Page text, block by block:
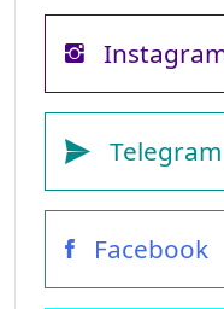
Telegram
Facebook